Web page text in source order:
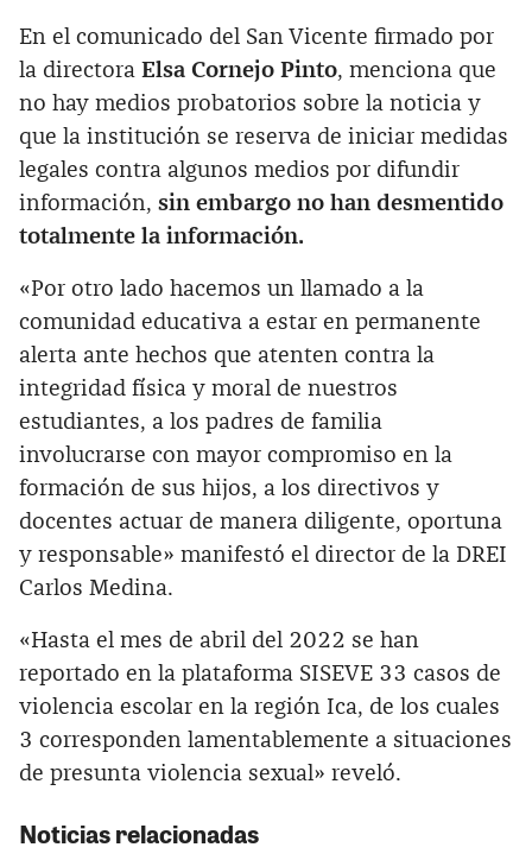
En el comunicado del San Vicente firmado por
la directora Elsa Cornejo Pinto, menciona que
no hay medios probatorios sobre la noticia y
que la institución se reserva de iniciar medidas
legales contra algunos medios por difundir
información, sin embargo no han desmentido
totalmente la información.
«Por otro lado hacemos un llamado a la
comunidad educativa a estar en permanente
alerta ante hechos que atenten contra la
integridad física y moral de nuestros
estudiantes, a los padres de familia
involucrarse con mayor compromiso en la
formación de sus hijos, a los directivos y
docentes actuar de manera diligente, oportuna
y responsable» manifestó el director de la DREI
Carlos Medina.
«Hasta el mes de abril del 2022 se han
reportado en la plataforma SISEVE 33 casos de
violencia escolar en la región Ica, de los cuales
3 corresponden lamentablemente a situaciones
de presunta violencia sexual» reveló.
Noticias relacionadas